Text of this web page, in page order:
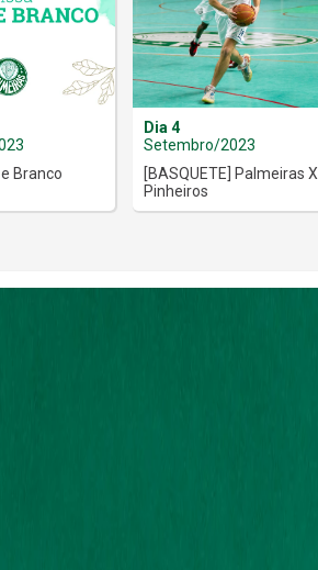
Branco
Dia 4
Setembro/2023
[BASQUETE] Palmeiras X
Pinheiros